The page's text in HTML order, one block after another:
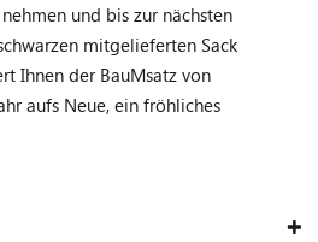
und bis zur nächsten
mitgelieferten Sack
Ihnen der BauMsatz von
aufs Neue, ein fröhliches